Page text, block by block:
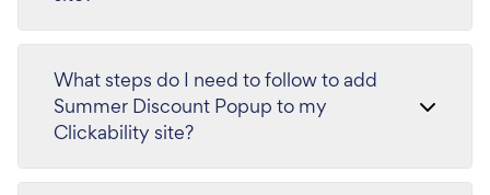
What steps do I need to follow to add
Summer Discount Popup to my
Clickability site?